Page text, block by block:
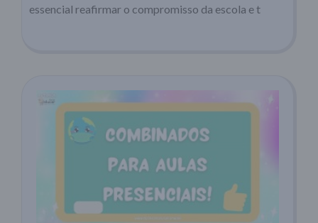
essencial reafirmar o compromisso da escola e t